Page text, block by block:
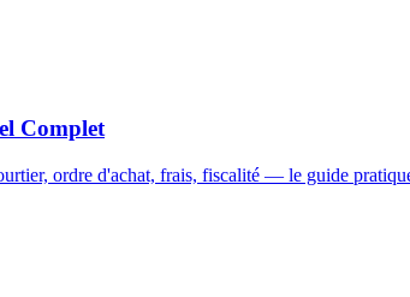
Complet
ordre d'achat, frais, fiscalité — le guide